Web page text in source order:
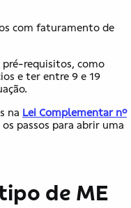
com faturamento de
requisitos, como
e ter entre 9 e 19
na Lei Complementar nº
passos para abrir uma
de ME